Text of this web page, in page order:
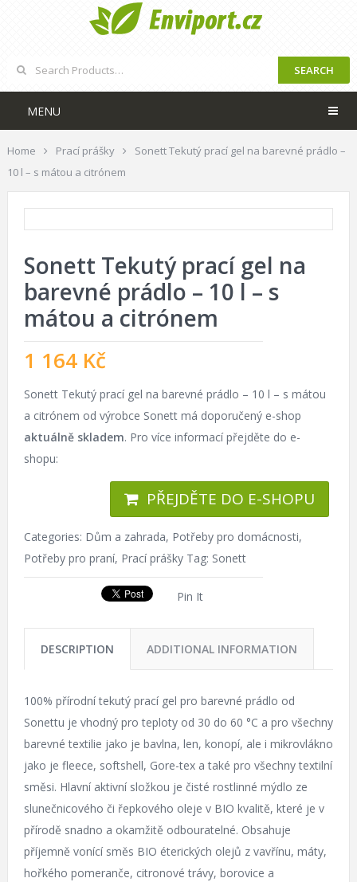
SEARCH
MENU
Home Prací prášky
Sonett Tekutý prací gel na barevné prádlo –
10 l – s mátou a citrónem
Sonett Tekutý prací gel na
barevné prádlo – 10 l – s
mátou a citrónem
1 164 Kč
Sonett Tekutý prací gel na barevné prádlo – 10 l – s mátou
a citrónem od výrobce Sonett má doporučený e-shop
aktuálně skladem. Pro více informací přejděte do e-
shopu:
PŘEJDĚTE DO E-SHOPU
Categories: Dům a zahrada, Potřeby pro domácnosti,
Potřeby pro praní, Prací prášky Tag: Sonett
Pin It
DESCRIPTION ADDITIONAL INFORMATION
100% přírodní tekutý prací gel pro barevné prádlo od
Sonettu je vhodný pro teploty od 30 do 60 °C a pro všechny
barevné textilie jako je bavlna, len, konopí, ale i mikrovlákno
jako je fleece, softshell, Gore-tex a také pro všechny textilní
směsi. Hlavní aktivní složkou je čisté rostlinné mýdlo ze
slunečnicového či řepkového oleje v BIO kvalitě, které je v
přírodě snadno a okamžitě odbouratelné. Obsahuje
příjemně vonící směs BIO éterických olejů z vavřínu, máty,
hořkého pomeranče, citronové trávy, borovice a